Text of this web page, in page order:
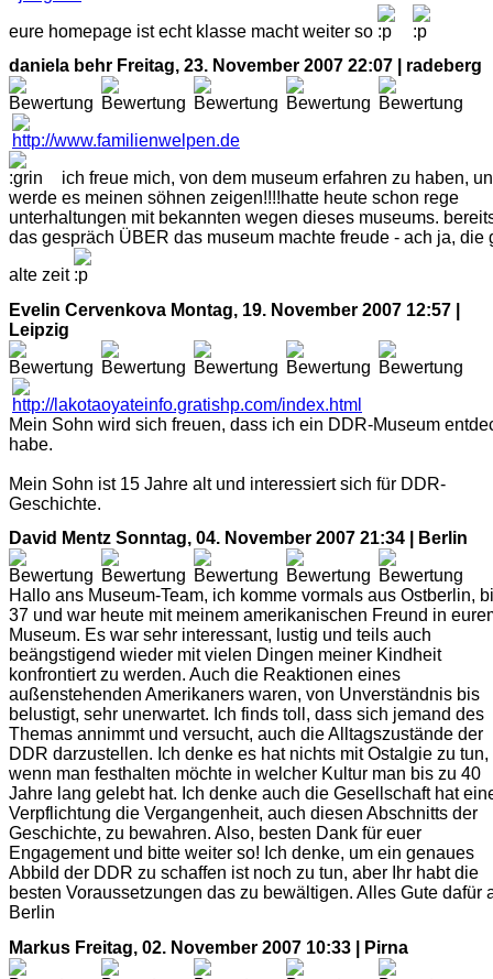
eure homepage ist echt klasse macht weiter so
daniela behr Freitag, 23. November 2007 22:07 | radeberg
ich freue mich, von dem museum erfahren zu haben,
werde es meinen söhnen zeigen!!!!hatte heute schon rege
unterhaltungen mit bekannten wegen dieses museums.
das gespräch ÜBER das museum machte freude - ach ja, die
alte zeit
Evelin Cervenkova Montag, 19. November 2007 12:57 |
Leipzig
Mein Sohn wird sich freuen, dass ich ein DDR-Museum
habe.
Mein Sohn ist 15 Jahre alt und interessiert sich für DDR-
Geschichte.
David Mentz Sonntag, 04. November 2007 21:34 | Berlin
Hallo ans Museum-Team, ich komme vormals aus Ostberlin,
37 und war heute mit meinem amerikanischen Freund in
Museum. Es war sehr interessant, lustig und teils auch
beängstigend wieder mit vielen Dingen meiner Kindheit
konfrontiert zu werden. Auch die Reaktionen eines
außenstehenden Amerikaners waren, von Unverständnis bis
belustigt, sehr unerwartet. Ich finds toll, dass sich jemand des
Themas annimmt und versucht, auch die Alltagszustände der
DDR darzustellen. Ich denke es hat nichts mit Ostalgie zu tun,
wenn man festhalten möchte in welcher Kultur man bis zu 40
Jahre lang gelebt hat. Ich denke auch die Gesellschaft hat
Verpflichtung die Vergangenheit, auch diesen Abschnitts der
Geschichte, zu bewahren. Also, besten Dank für euer
Engagement und bitte weiter so! Ich denke, um ein genaues
Abbild der DDR zu schaffen ist noch zu tun, aber Ihr habt die
besten Voraussetzungen das zu bewältigen. Alles Gute dafür
Berlin
Markus Freitag, 02. November 2007 10:33 | Pirna